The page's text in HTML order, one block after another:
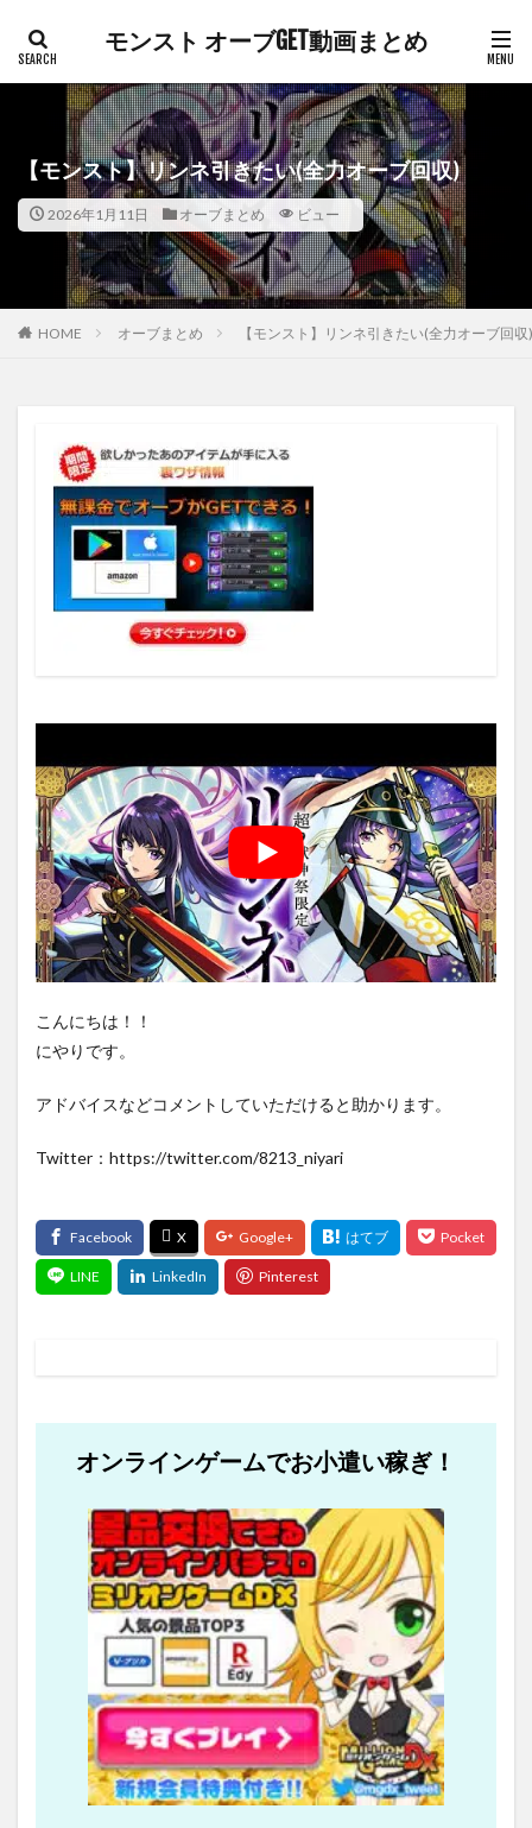
モンスト オーブGET動画まとめ
【モンスト】リンネ引きたい(全力オーブ回収)
2026年1月11日 オーブまとめ ビュー
HOME オーブまとめ 【モンスト】リンネ引きたい(全力オーブ回収)
こんにちは！！
にやりです。
アドバイスなどコメントしていただけると助かります。
Twitter：https://twitter.com/8213_niyari
オンラインゲームでお小遣い稼ぎ！